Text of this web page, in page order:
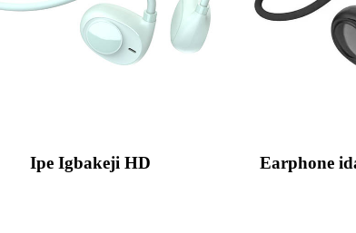
Ipe Igbakeji HD Earphone